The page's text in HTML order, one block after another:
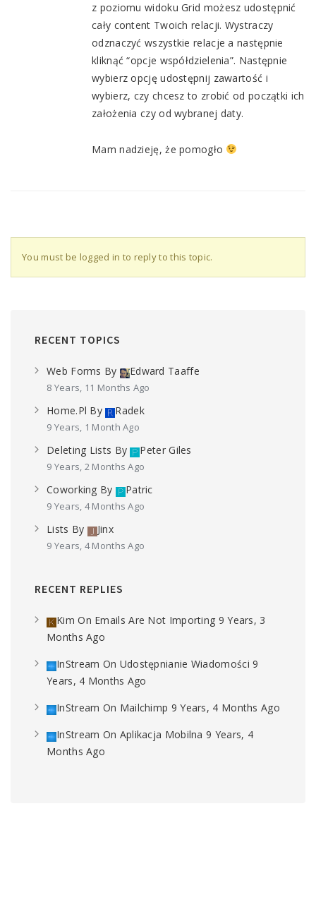
z poziomu widoku Grid możesz udostępnić
cały content Twoich relacji. Wystraczy
odznaczyć wszystkie relacje a następnie
kliknąć “opcje współdzielenia”. Następnie
wybierz opcję udostępnij zawartość i
wybierz, czy chcesz to zrobić od początki ich
założenia czy od wybranej daty.
Mam nadzieję, że pomogło
You must be logged in to reply to this topic.
RECENT TOPICS
Web Forms By Edward Taaffe
8 Years, 11 Months Ago
Home.pl By Radek
9 Years, 1 Month Ago
Deleting Lists By Peter Giles
9 Years, 2 Months Ago
Coworking By Patric
9 Years, 4 Months Ago
Lists By Jinx
9 Years, 4 Months Ago
RECENT REPLIES
Kim On Emails Are Not Importing 9 Years, 3
Months Ago
InStream On Udostępnianie Wiadomości 9
Years, 4 Months Ago
InStream On Mailchimp 9 Years, 4 Months Ago
InStream On Aplikacja Mobilna 9 Years, 4
Months Ago